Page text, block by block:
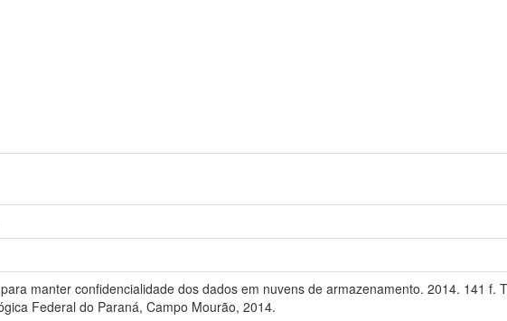
manter confidencialidade dos dados em nuvens de armazenamento. 2014. 141 f.
Federal do Paraná, Campo Mourão, 2014.